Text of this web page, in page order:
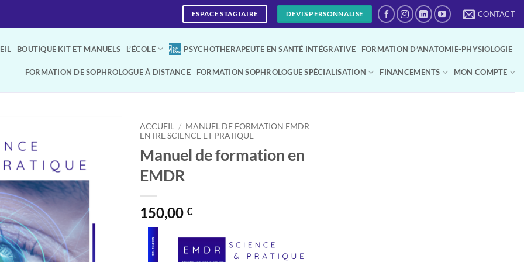
ESPACE STAGIAIRE DEVIS PERSONNALISE CONTACT
BOUTIQUE KIT ET MANUELS L’ÉCOLE PSYCHOTHERAPEUTE EN SANTÉ INTÉGRATIVE FORMATION D’ANATOMIE-PHYSIOLOGIE
FORMATION DE SOPHROLOGUE À DISTANCE FORMATION SOPHROLOGUE SPÉCIALISATION FINANCEMENTS MON COMPTE
ACCUEIL / MANUEL DE FORMATION EMDR
ENTRE SCIENCE ET PRATIQUE
Manuel de formation en
EMDR
150,00 €